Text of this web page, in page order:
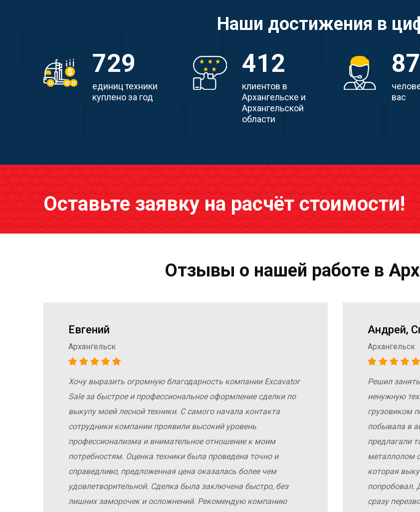
Наши достижения в
729
единиц техники
куплено за год
412
клиентов в
Архангельске и
Архангельской
области
87
вас
Оставьте заявку на расчёт стоимости!
Отзывы о нашей работе в
Евгений
Архангельск
Хочу выразить огромную благодарность компании Excavator
Sale за быстрое и профессиональное оформление сделки по
выкупу моей лесной техники. С самого начала контакта
сотрудники компании проявили высокий уровень
профессионализма и внимательное отношение к моим
потребностям. Оценка техники была проведена точно и
справедливо, предложенная цена оказалась более чем
удовлетворительной. Сделка была заключена быстро, без
лишних заморочек и осложнений. Рекомендую компанию
Андрей,
Архангельск
Решил
ненужную
грузовиком
побывала в
предлагали
металлолом
которая
попробовал.
сразу